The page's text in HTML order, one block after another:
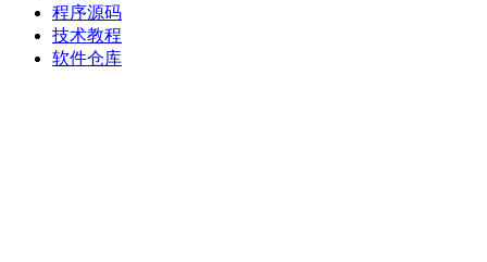
程序源码
技术教程
软件仓库